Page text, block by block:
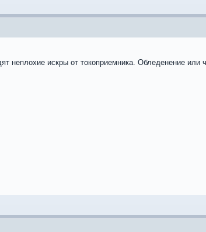
неплохие искры от токоприемника. Обледенение или